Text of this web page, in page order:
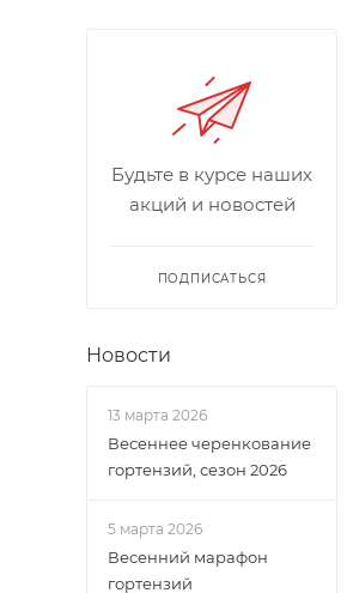
Будьте в курсе наших
акций и новостей
ПОДПИСАТЬСЯ
Новости
13 марта 2026
Весеннее черенкование
гортензий, сезон 2026
5 марта 2026
Весенний марафон
гортензий